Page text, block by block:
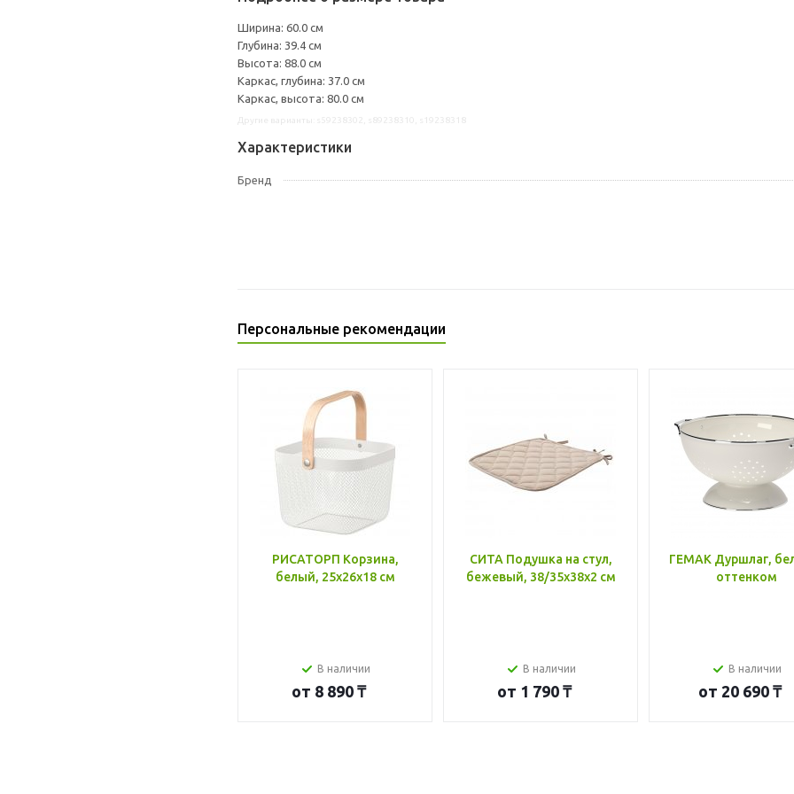
Ширина: 60.0 см
Глубина: 39.4 см
Высота: 88.0 см
Каркас, глубина: 37.0 см
Каркас, высота: 80.0 см
Характеристики
Бренд
Персональные рекомендации
РИСАТОРП Корзина,
белый, 25x26x18 см
В наличии
от 8 890 ₸
СИТА Подушка на стул,
бежевый, 38/35x38x2 см
В наличии
от 1 790 ₸
ГЕМАК Дуршлаг,
оттенком
В наличии
от 20 690 ₸